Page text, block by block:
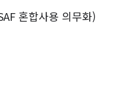
혼합사용 의무화)